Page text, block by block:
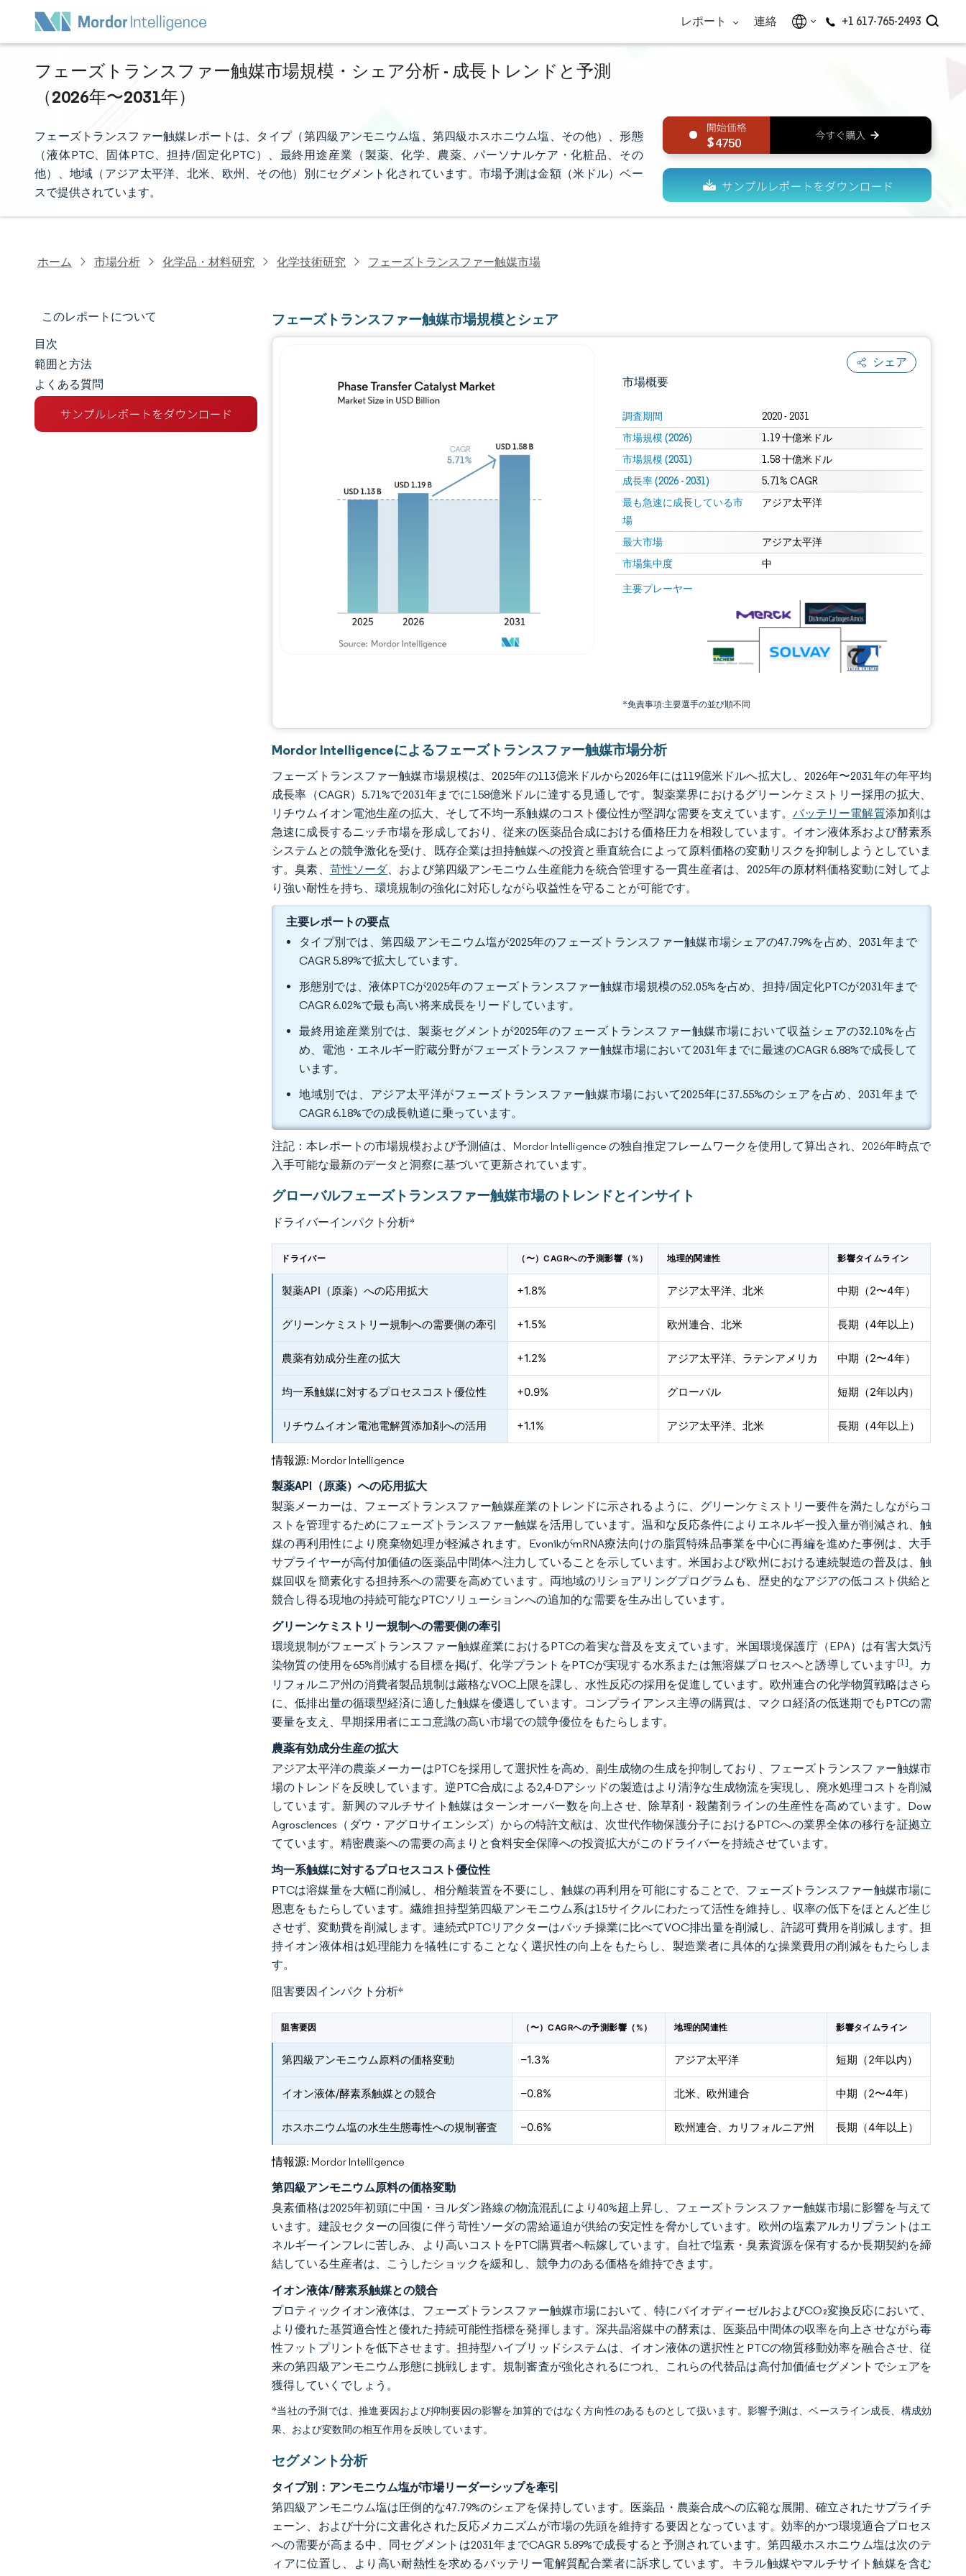
レポート 連絡 +1 617-765-2493
フェーズトランスファー触媒市場規模・シェア分析 - 成長トレンドと予測
（2026年〜2031年）
フェーズトランスファー触媒レポートは、タイプ（第四級アンモニウム塩、第四級ホスホニウム塩、その他）、形態
（液体PTC、固体PTC、担持/固定化PTC）、最終用途産業（製薬、化学、農薬、パーソナルケア・化粧品、その
他）、地域（アジア太平洋、北米、欧州、その他）別にセグメント化されています。市場予測は金額（米ドル）ベー
スで提供されています。
4750
ホーム 市場分析 化学品・材料研究 化学技術研究 フェーズトランスファー触媒市場
このレポートについて
市場規模とシェア
市場分析
トレンドとインサイト
目次
範囲と方法
よくある質問
フェーズトランスファー触媒市場規模とシェア
シェア
市場概要
調査期間 2020 - 2031
市場規模 (2026) 1.19 十億米ドル
市場規模 (2031) 1.58 十億米ドル
成長率 (2026 - 2031) 5.71% CAGR
最も急速に成長している市
場
アジア太平洋
最大市場 アジア太平洋
市場集中度 中
主要プレーヤー
*免責事項:主要選手の並び順不同
画像 © Mordor Intelligence。再利用にはCC BY 4.0の表示が必要です。
画像 © Mordor Intelligence。再利用にはCC BY 4.0の表示が必要です。
Mordor Intelligenceによるフェーズトランスファー触媒市場分析
フェーズトランスファー触媒市場規模は、2025年の113億米ドルから2026年には119億米ドルへ拡大し、2026年〜2031年の年平均
成長率（CAGR）5.71%で2031年までに158億米ドルに達する見通しです。製薬業界におけるグリーンケミストリー採用の拡大、
リチウムイオン電池生産の拡大、そして不均一系触媒のコスト優位性が堅調な需要を支えています。 バッテリー電解質添加剤は
急速に成長するニッチ市場を形成しており、従来の医薬品合成における価格圧力を相殺しています。イオン液体系および酵素系
システムとの競争激化を受け、既存企業は担持触媒への投資と垂直統合によって原料価格の変動リスクを抑制しようとしていま
す。臭素、 苛性ソーダ、および第四級アンモニウム生産能力を統合管理する一貫生産者は、2025年の原材料価格変動に対してよ
り強い耐性を持ち、環境規制の強化に対応しながら収益性を守ることが可能です。
主要レポートの要点
タイプ別では、第四級アンモニウム塩が2025年のフェーズトランスファー触媒市場シェアの47.79%を占め、2031年まで
CAGR 5.89%で拡大しています。
形態別では、液体PTCが2025年のフェーズトランスファー触媒市場規模の52.05%を占め、担持/固定化PTCが2031年まで
CAGR 6.02%で最も高い将来成長をリードしています。
最終用途産業別では、製薬セグメントが2025年のフェーズトランスファー触媒市場において収益シェアの32.10%を占
め、電池・エネルギー貯蔵分野がフェーズトランスファー触媒市場において2031年までに最速のCAGR 6.88%で成長して
います。
地域別では、アジア太平洋がフェーズトランスファー触媒市場において2025年に37.55%のシェアを占め、2031年まで
CAGR 6.18%での成長軌道に乗っています。
注記：本レポートの市場規模および予測値は、Mordor Intelligence の独自推定フレームワークを使用して算出され、2026年時点で
入手可能な最新のデータと洞察に基づいて更新されています。
グローバルフェーズトランスファー触媒市場のトレンドとインサイト
ドライバーインパクト分析*
ドライバー （〜）CAGRへの予測影響（%） 地理的関連性 影響タイムライン
製薬API（原薬）への応用拡大 +1.8% アジア太平洋、北米 中期（2〜4年）
グリーンケミストリー規制への需要側の牽引 +1.5% 欧州連合、北米 長期（4年以上）
農薬有効成分生産の拡大 +1.2% アジア太平洋、ラテンアメリカ 中期（2〜4年）
均一系触媒に対するプロセスコスト優位性 +0.9% グローバル 短期（2年以内）
リチウムイオン電池電解質添加剤への活用 +1.1% アジア太平洋、北米 長期（4年以上）
情報源: Mordor Intelligence
製薬API（原薬）への応用拡大
製薬メーカーは、フェーズトランスファー触媒産業のトレンドに示されるように、グリーンケミストリー要件を満たしながらコ
ストを管理するためにフェーズトランスファー触媒を活用しています。温和な反応条件によりエネルギー投入量が削減され、触
媒の再利用性により廃棄物処理が軽減されます。EvonikがmRNA療法向けの脂質特殊品事業を中心に再編を進めた事例は、大手
サプライヤーが高付加価値の医薬品中間体へ注力していることを示しています。米国および欧州における連続製造の普及は、触
媒回収を簡素化する担持系への需要を高めています。両地域のリショアリングプログラムも、歴史的なアジアの低コスト供給と
競合し得る現地の持続可能なPTCソリューションへの追加的な需要を生み出しています。
グリーンケミストリー規制への需要側の牽引
環境規制がフェーズトランスファー触媒産業におけるPTCの着実な普及を支えています。米国環境保護庁（EPA）は有害大気汚
染物質の使用を65%削減する目標を掲げ、化学プラントをPTCが実現する水系または無溶媒プロセスへと誘導しています[1]。カ
リフォルニア州の消費者製品規制は厳格なVOC上限を課し、水性反応の採用を促進しています。欧州連合の化学物質戦略はさら
に、低排出量の循環型経済に適した触媒を優遇しています。コンプライアンス主導の購買は、マクロ経済の低迷期でもPTCの需
要量を支え、早期採用者にエコ意識の高い市場での競争優位をもたらします。
農薬有効成分生産の拡大
アジア太平洋の農薬メーカーはPTCを採用して選択性を高め、副生成物の生成を抑制しており、フェーズトランスファー触媒市
場のトレンドを反映しています。逆PTC合成による2,4-Dアシッドの製造はより清浄な生成物流を実現し、廃水処理コストを削減
しています。新興のマルチサイト触媒はターンオーバー数を向上させ、除草剤・殺菌剤ラインの生産性を高めています。Dow
Agrosciences（ダウ・アグロサイエンシズ）からの特許文献は、次世代作物保護分子におけるPTCへの業界全体の移行を証拠立
てています。精密農薬への需要の高まりと食料安全保障への投資拡大がこのドライバーを持続させています。
均一系触媒に対するプロセスコスト優位性
PTCは溶媒量を大幅に削減し、相分離装置を不要にし、触媒の再利用を可能にすることで、フェーズトランスファー触媒市場に
恩恵をもたらしています。繊維担持型第四級アンモニウム系は15サイクルにわたって活性を維持し、収率の低下をほとんど生じ
させず、変動費を削減します。連続式PTCリアクターはバッチ操業に比べてVOC排出量を削減し、許認可費用を削減します。担
持イオン液体相は処理能力を犠牲にすることなく選択性の向上をもたらし、製造業者に具体的な操業費用の削減をもたらしま
す。
阻害要因インパクト分析*
阻害要因 （〜）CAGRへの予測影響（%） 地理的関連性 影響タイムライン
第四級アンモニウム原料の価格変動 –1.3% アジア太平洋 短期（2年以内）
イオン液体/酵素系触媒との競合 –0.8% 北米、欧州連合 中期（2〜4年）
ホスホニウム塩の水生生態毒性への規制審査 –0.6% 欧州連合、カリフォルニア州 長期（4年以上）
情報源: Mordor Intelligence
第四級アンモニウム原料の価格変動
臭素価格は2025年初頭に中国・ヨルダン路線の物流混乱により40%超上昇し、フェーズトランスファー触媒市場に影響を与えて
います。建設セクターの回復に伴う苛性ソーダの需給逼迫が供給の安定性を脅かしています。欧州の塩素アルカリプラントはエ
ネルギーインフレに苦しみ、より高いコストをPTC購買者へ転嫁しています。自社で塩素・臭素資源を保有するか長期契約を締
結している生産者は、こうしたショックを緩和し、競争力のある価格を維持できます。
イオン液体/酵素系触媒との競合
プロティックイオン液体は、フェーズトランスファー触媒市場において、特にバイオディーゼルおよびCO₂変換反応において、
より優れた基質適合性と優れた持続可能性指標を発揮します。深共晶溶媒中の酵素は、医薬品中間体の収率を向上させながら毒
性フットプリントを低下させます。担持型ハイブリッドシステムは、イオン液体の選択性とPTCの物質移動効率を融合させ、従
来の第四級アンモニウム形態に挑戦します。規制審査が強化されるにつれ、これらの代替品は高付加価値セグメントでシェアを
獲得していくでしょう。
*当社の予測では、推進要因および抑制要因の影響を加算的ではなく方向性のあるものとして扱います。影響予測は、ベースライン成長、構成効
果、および変数間の相互作用を反映しています。
セグメント分析
タイプ別：アンモニウム塩が市場リーダーシップを牽引
第四級アンモニウム塩は圧倒的な47.79%のシェアを保持しています。医薬品・農薬合成への広範な展開、確立されたサプライチ
ェーン、および十分に文書化された反応メカニズムが市場の先頭を維持する要因となっています。効率的かつ環境適合プロセス
への需要が高まる中、同セグメントは2031年までCAGR 5.89%で成長すると予測されています。第四級ホスホニウム塩は次のテ
ィアに位置し、より高い耐熱性を求めるバッテリー電解質配合業者に訴求しています。キラル触媒やマルチサイト触媒を含む